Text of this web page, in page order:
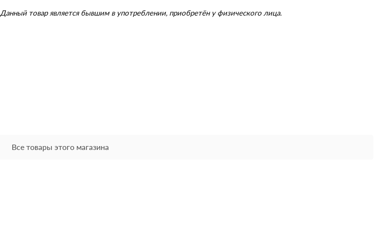
Данный товар является бывшим в употреблении, приобретён у физического лица.
Все товары этого магазина